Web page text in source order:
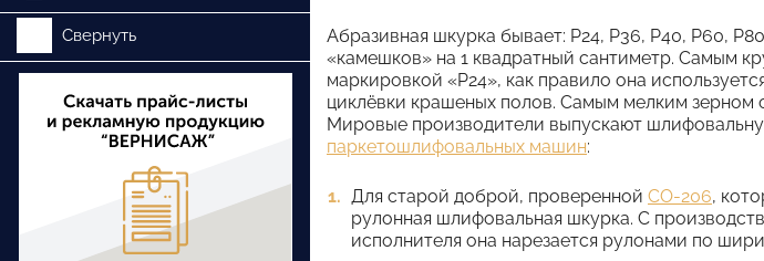
Свернуть
Абразивная шкурка бывает: Р24, Р36, Р40, Р60,
«камешков» на 1 квадратный сантиметр. Самым
маркировкой «Р24», как правило она
циклёвки крашеных полов. Самым мелким зерном
Мировые производители выпускают
паркетошлифовальных машин:
Для старой доброй, проверенной СО-206,
рулонная шлифовальная шкурка. С
исполнителя она нарезается рулонами по